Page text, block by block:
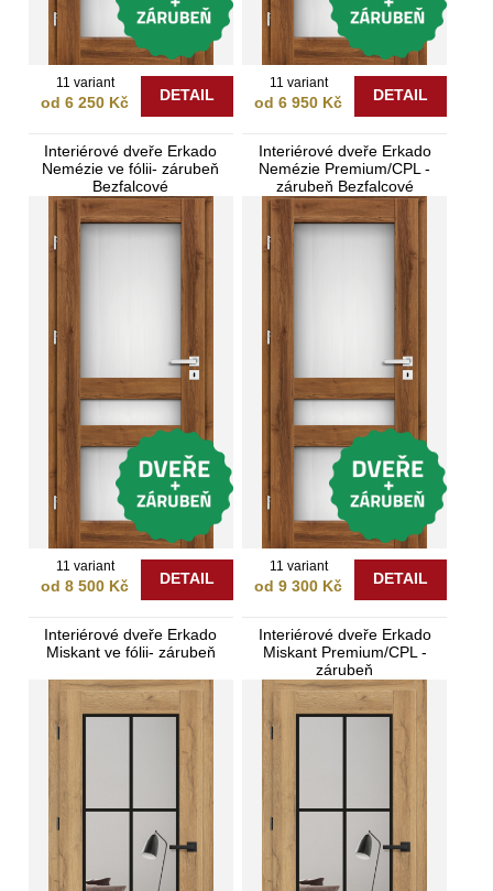
11 variant
od 6 250 Kč DETAIL
11 variant
od 6 950 Kč DETAIL
Interiérové dveře Erkado
Nemézie ve fólii- zárubeň
Bezfalcové
11 variant
od 8 500 Kč DETAIL
Interiérové dveře Erkado
Nemézie Premium/CPL -
zárubeň Bezfalcové
11 variant
od 9 300 Kč DETAIL
Interiérové dveře Erkado
Miskant ve fólii- zárubeň
Interiérové dveře Erkado
Miskant Premium/CPL -
zárubeň